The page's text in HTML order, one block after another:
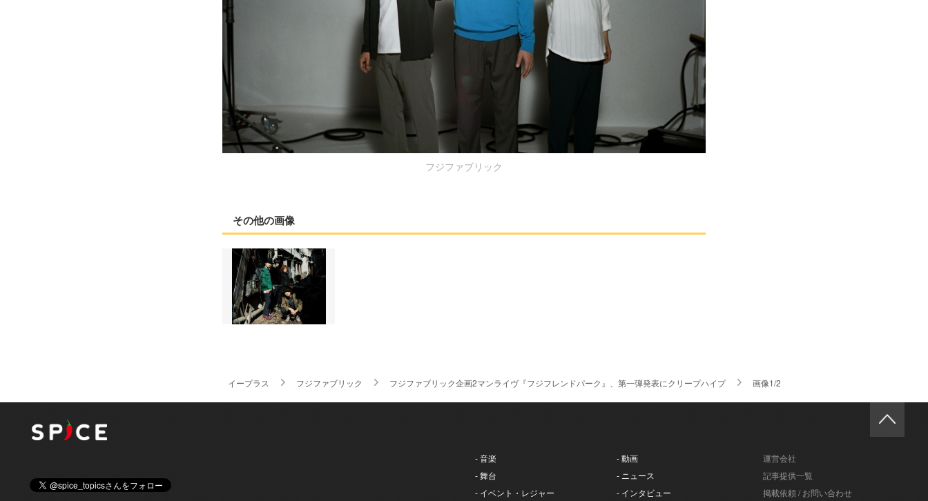
フジファブリック
その他の画像
イープラス フジファブリック フジファブリック企画2マンライヴ『フジフレンドパーク』、第一弾発表にクリープハイプ 画像1/2
- 音楽
- 舞台
- イベント・レジャー
- 動画
- ニュース
- インタビュー
運営会社
記事提供一覧
掲載依頼 / お問い合わせ